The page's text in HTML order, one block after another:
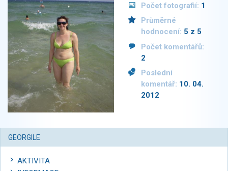
Počet fotografií: 1
Průměrné
hodnocení: 5 z 5
Počet komentářů:
2
Poslední
komentář: 10. 04.
2012
GEORGILE
AKTIVITA